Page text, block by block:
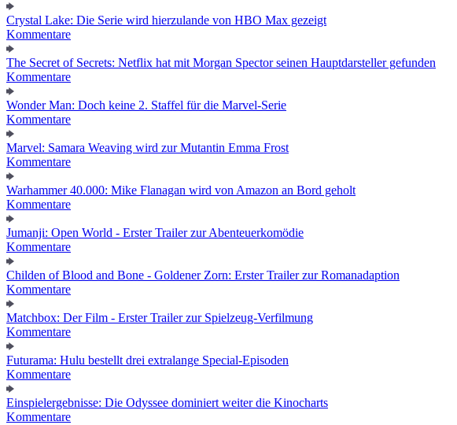
Crystal Lake: Die Serie wird hierzulande von HBO Max gezeigt
Kommentare
The Secret of Secrets: Netflix hat mit Morgan Spector seinen Hauptdarsteller gefunden
Kommentare
Wonder Man: Doch keine 2. Staffel für die Marvel-Serie
Kommentare
Marvel: Samara Weaving wird zur Mutantin Emma Frost
Kommentare
Warhammer 40.000: Mike Flanagan wird von Amazon an Bord geholt
Kommentare
Jumanji: Open World - Erster Trailer zur Abenteuerkomödie
Kommentare
Childen of Blood and Bone - Goldener Zorn: Erster Trailer zur Romanadaption
Kommentare
Matchbox: Der Film - Erster Trailer zur Spielzeug-Verfilmung
Kommentare
Futurama: Hulu bestellt drei extralange Special-Episoden
Kommentare
Einspielergebnisse: Die Odyssee dominiert weiter die Kinocharts
Kommentare